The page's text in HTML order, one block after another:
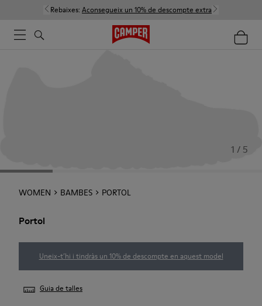
Rebaixes: Aconsegueix un 10% de descompte extra
1 / 5
WOMEN BAMBES PORTOL
Portol
Uneix-t’hi i tindràs un 10% de descompte en aquest model
Guia de talles